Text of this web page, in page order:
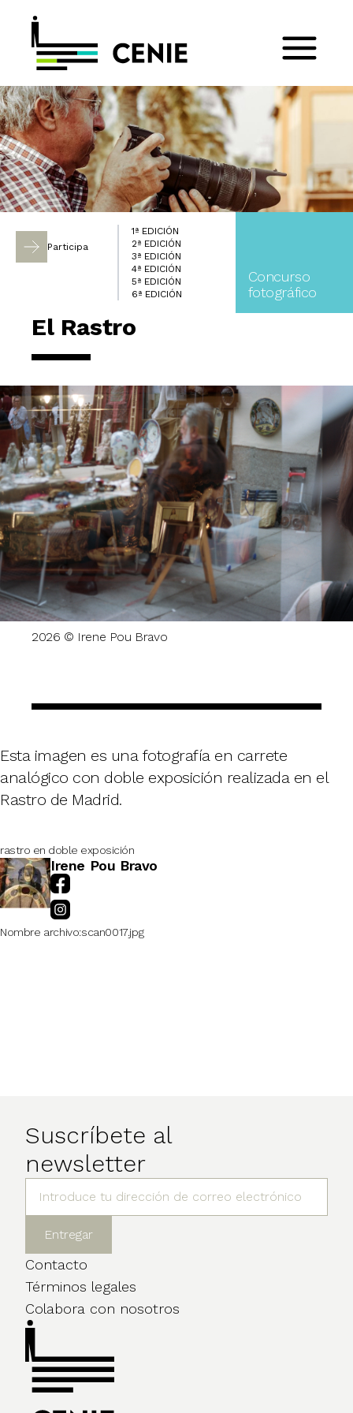
Participa
1ª EDICIÓN
2ª EDICIÓN
3ª EDICIÓN
4ª EDICIÓN
5ª EDICIÓN
6ª EDICIÓN
Concurso
fotográfico
El Rastro
2026 © Irene Pou Bravo
Esta imagen es una fotografía en carrete
analógico con doble exposición realizada en el
Rastro de Madrid.
rastro en doble exposición
Irene Pou Bravo
Nombre archivo scan0017.jpg
Suscríbete al
newsletter
Contacto
Términos legales
Colabora con nosotros